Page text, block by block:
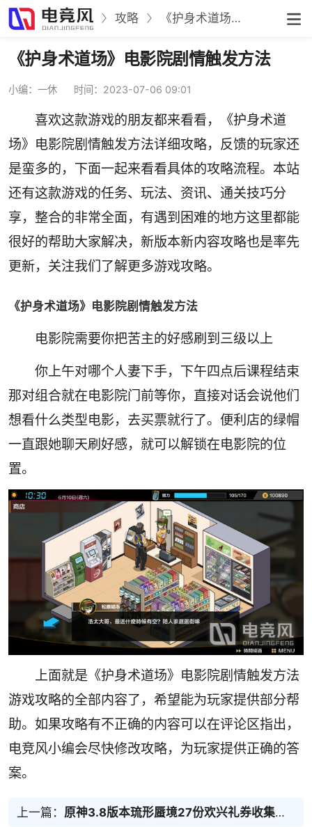
攻略 《护身术道场》电影院剧情触发方法
《护身术道场》电影院剧情触发方法
小编：一休 时间：2023-07-06 09:01
喜欢这款游戏的朋友都来看看，《护身术道
场》电影院剧情触发方法详细攻略，反馈的玩家还
是蛮多的，下面一起来看看具体的攻略流程。本站
还有这款游戏的任务、玩法、资讯、通关技巧分
享，整合的非常全面，有遇到困难的地方这里都能
很好的帮助大家解决，新版本新内容攻略也是率先
更新，关注我们了解更多游戏攻略。
《护身术道场》电影院剧情触发方法
电影院需要你把苦主的好感刷到三级以上
你上午对哪个人妻下手，下午四点后课程结束
那对组合就在电影院门前等你，直接对话会说他们
想看什么类型电影，去买票就行了。便利店的绿帽
一直跟她聊天刷好感，就可以解锁在电影院的位
置。
上面就是《护身术道场》电影院剧情触发方法
游戏攻略的全部内容了，希望能为玩家提供部分帮
助。如果攻略有不正确的内容可以在评论区指出，
电竞风小编会尽快修改攻略，为玩家提供正确的答
案。
上一篇： 原神3.8版本琉形蜃境27份欢兴礼券收集路线推荐